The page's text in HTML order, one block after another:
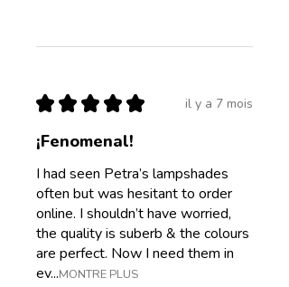
★ ★ ★ ★ ★ il y a 7 mois
¡Fenomenal!
I had seen Petra’s lampshades
often but was hesitant to order
online. I shouldn’t have worried,
the quality is suberb & the colours
are perfect. Now I need them in
ev...MONTRE PLUS